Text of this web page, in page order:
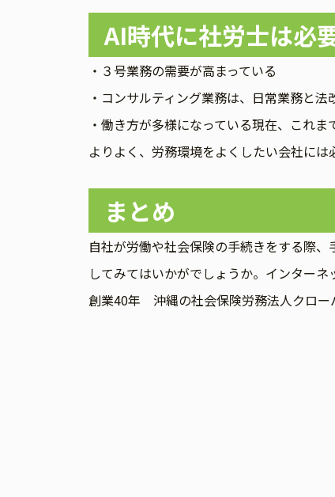
AI時代に社労士は必
・３号業務の需要が高まっている
・コンサルティング業務は、日常業務と
・働き方が多様になっている現在、これ
よりよく、労務環境をよくしたい会社には
まとめ
自社が労働や社会保険の手続きをする際
してみてはいかがでしょうか。インター
創業40年 沖縄の社会保険労務法人クロー